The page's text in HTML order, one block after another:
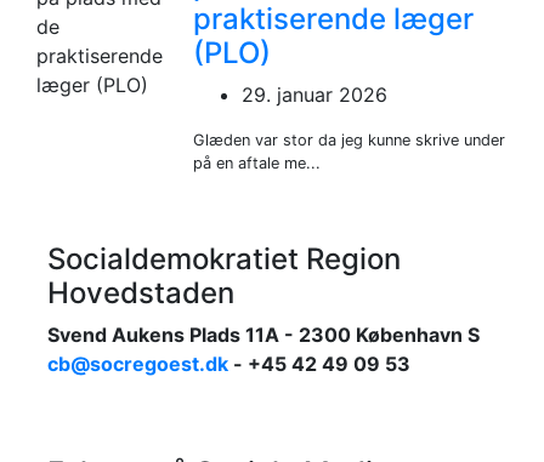
praktiserende læger
(PLO)
29. januar 2026
Glæden var stor da jeg kunne skrive under
på en aftale me...
Socialdemokratiet Region
Hovedstaden
Svend Aukens Plads 11A - 2300 København S
cb@socregoest.dk - +45 42 49 09 53